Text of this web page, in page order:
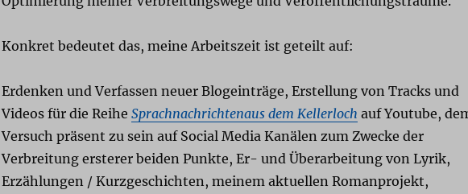
Konkret bedeutet das, meine Arbeitszeit ist geteilt auf:
Erdenken und Verfassen neuer Blogeinträge, Erstellung von Tracks und
Videos für die Reihe Sprachnachrichtenaus dem Kellerloch auf Youtube,
Versuch präsent zu sein auf Social Media Kanälen zum Zwecke der
Verbreitung ersterer beiden Punkte, Er- und Überarbeitung von Lyrik,
Erzählungen / Kurzgeschichten, meinem aktuellen Romanprojekt,